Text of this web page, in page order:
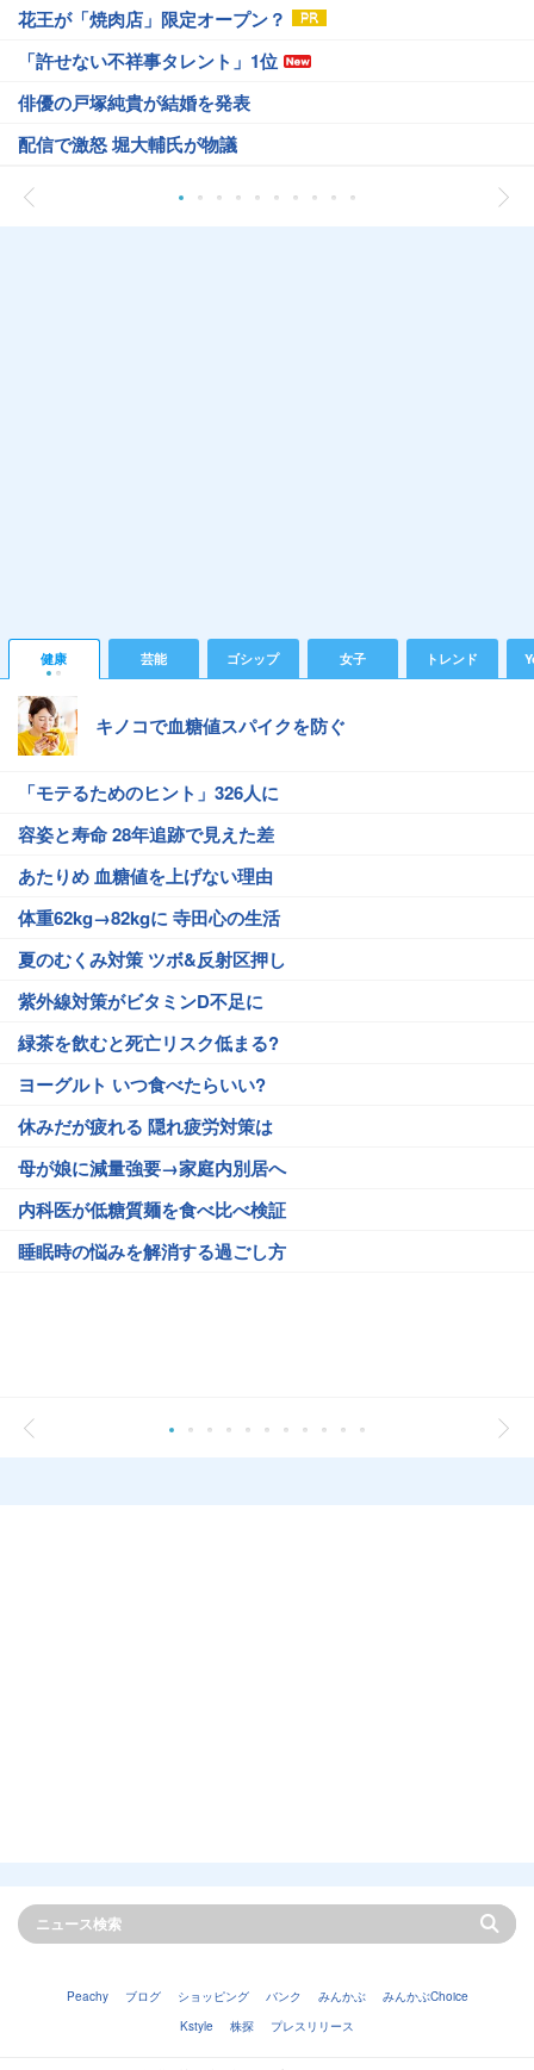
花王が「焼肉店」限定オープン？
「許せない不祥事タレント」1位
俳優の戸塚純貴が結婚を発表
配信で激怒 堀大輔氏が物議
健康 芸能 ゴシップ 女子 トレンド
キノコで血糖値スパイクを防ぐ
「モテるためのヒント」326人に
容姿と寿命 28年追跡で見えた差
あたりめ 血糖値を上げない理由
体重62kg→82kgに 寺田心の生活
夏のむくみ対策 ツボ&反射区押し
紫外線対策がビタミンD不足に
緑茶を飲むと死亡リスク低まる?
ヨーグルト いつ食べたらいい?
休みだが疲れる 隠れ疲労対策は
母が娘に減量強要→家庭内別居へ
内科医が低糖質麺を食べ比べ検証
睡眠時の悩みを解消する過ごし方
Peachy ブログ ショッピング バンク みんかぶ
みんかぶChoice
Kstyle
株探 プレスリリース